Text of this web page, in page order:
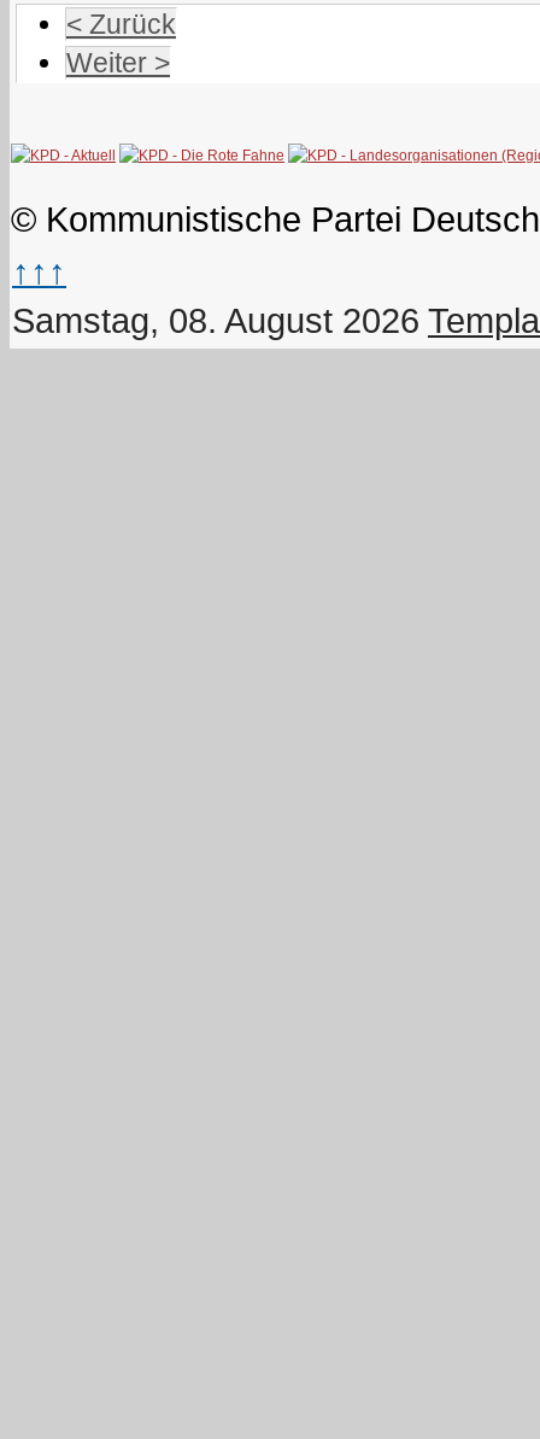
< Zurück
Weiter >
© Kommunistische Partei
↑↑↑
Samstag, 08. August 2026